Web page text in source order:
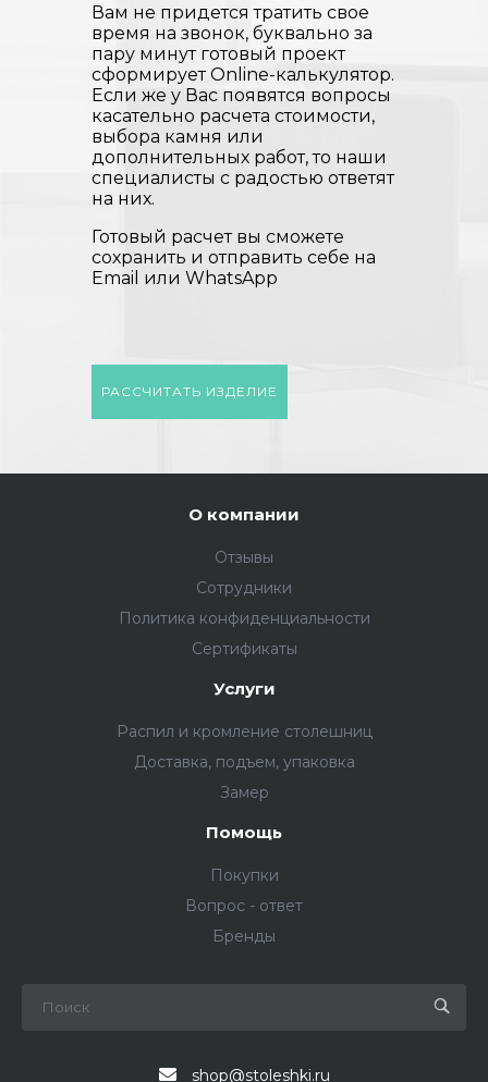
РАССЧИТАТЬ ИЗДЕЛИЕ
Вам не придется тратить свое
время на звонок, буквально за
пару минут готовый проект
сформирует Online-калькулятор.
Если же у Вас появятся вопросы
касательно расчета стоимости,
выбора камня или
дополнительных работ, то наши
специалисты с радостью ответят
на них.
Готовый расчет вы сможете
сохранить и отправить себе на
Email или WhatsApp
О компании
Отзывы
Сотрудники
Политика конфиденциальности
Сертификаты
Услуги
Распил и кромление столешниц
Доставка, подъем, упаковка
Замер
Помощь
Покупки
Вопрос - ответ
Бренды
shop@stoleshki.ru